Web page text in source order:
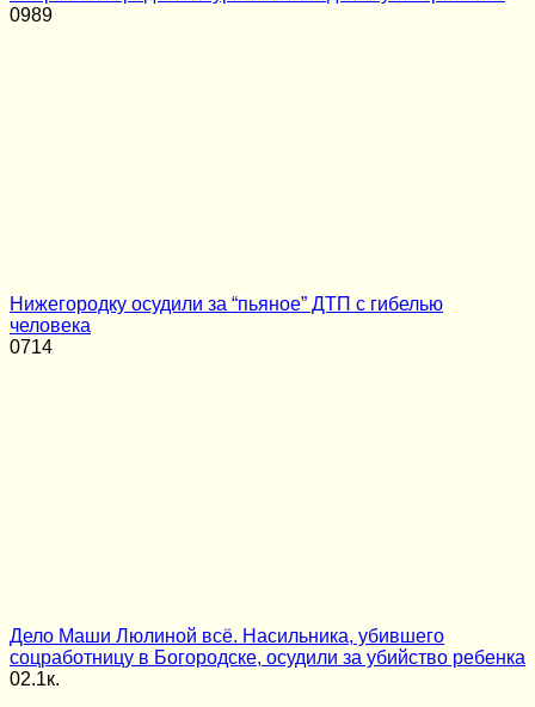
0989
Нижегородку осудили за “пьяное” ДТП с гибелью
человека
0714
Дело Маши Люлиной всё. Насильника, убившего
соцработницу в Богородске, осудили за убийство ребенка
02.1к.